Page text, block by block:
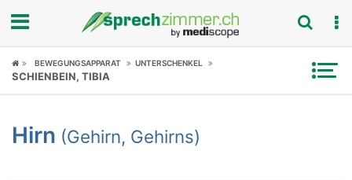
Fokus
Symptome
BEWEGUNGSAPPARAT UNTERSCHENKEL
SCHIENBEIN, TIBIA
Hirn (Gehirn, Gehirns)